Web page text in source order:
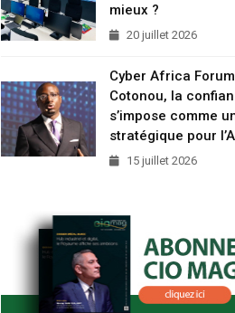
mieux ?
20 juillet 2026
Cyber Africa
Cotonou, la
s’impose comme
stratégique pour
15 juillet 2026